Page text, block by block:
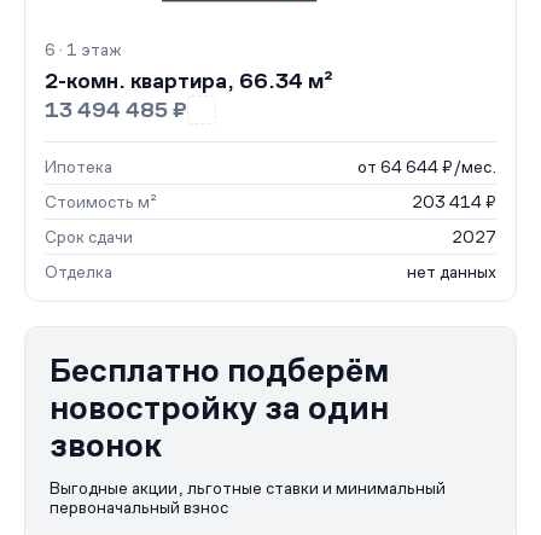
6 · 1 этаж
2-комн. квартира, 66.34 м²
13 494 485 ₽
Ипотека
от 64 644 ₽/мес.
Стоимость м²
203 414 ₽
Срок сдачи
2027
Отделка
нет данных
Бесплатно подберём
новостройку за один
звонок
Выгодные акции, льготные ставки и минимальный
первоначальный взнос